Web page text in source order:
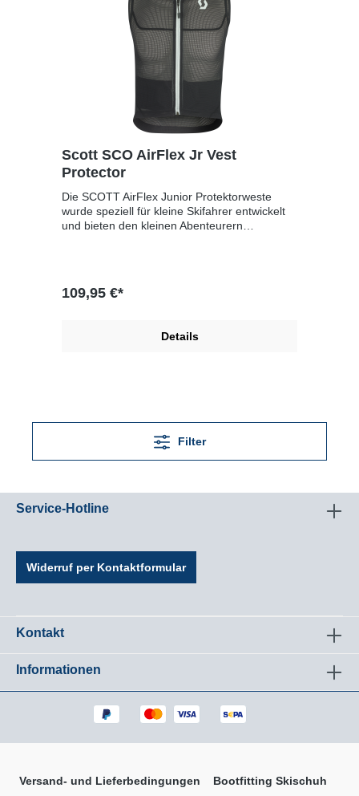
Scott SCO AirFlex Jr Vest
Protector
Die SCOTT AirFlex Junior Protektorweste
wurde speziell für kleine Skifahrer entwickelt
und bieten den kleinen Abenteurern
Atmungsaktivität und der körpernahen
109,95 €*
Details
Filter
Service-Hotline
Widerruf per Kontaktformular
Kontakt
Informationen
Versand- und Lieferbedingungen Bootfitting Skischuh